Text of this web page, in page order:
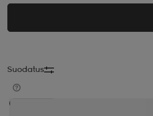
Suodatus